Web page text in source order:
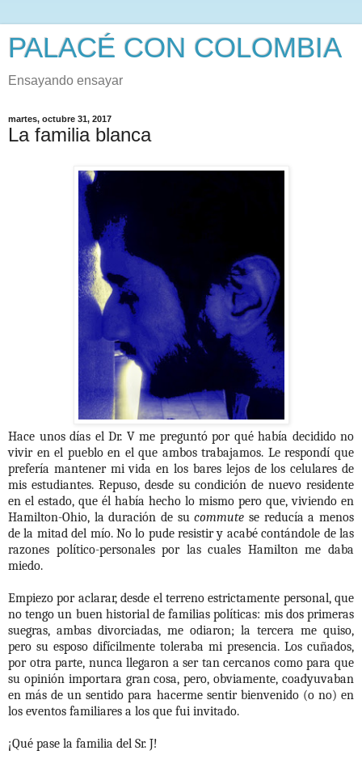
PALACÉ CON COLOMBIA
Ensayando ensayar
martes, octubre 31, 2017
La familia blanca
Hace unos días el Dr. V me preguntó por qué había decidido no
vivir en el pueblo en el que ambos trabajamos. Le respondí que
prefería mantener mi vida en los bares lejos de los celulares de
mis estudiantes. Repuso, desde su condición de nuevo residente
en el estado, que él había hecho lo mismo pero que, viviendo en
Hamilton-Ohio, la duración de sucommute se reducía a menos
de la mitad del mío. No lo pude resistir y acabé contándole de las
razones político-personales por las cuales Hamilton me daba
miedo.
Empiezo por aclarar, desde el terreno estrictamente personal, que
no tengo un buen historial de familias políticas: mis dos primeras
suegras, ambas divorciadas, me odiaron; la tercera me quiso,
pero su esposo difícilmente toleraba mi presencia. Los cuñados,
por otra parte, nunca llegaron a ser tan cercanos como para que
su opinión importara gran cosa, pero, obviamente, coadyuvaban
en más de un sentido para hacerme sentir bienvenido (o no) en
los eventos familiares a los que fui invitado.
¡Qué pase la familia del Sr. J!